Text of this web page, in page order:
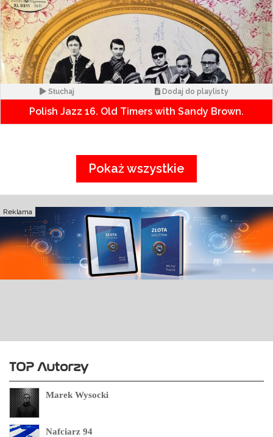
Słuchaj Dodaj do playlisty
Polish Jazz 16. Old Timers with Sandy Brown.
Pokaż wszystkie
Reklama
TOP Autorzy
Marek Wysocki
Nafciarz 94